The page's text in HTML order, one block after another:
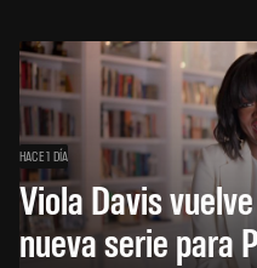
HACE 1 DÍA
Viola Davis
nueva serie para